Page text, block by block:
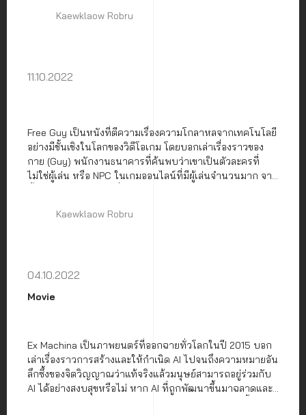
Kaewklaow Robru
11.10.2022
Free Guy เป็นหนังที่ตีความเรื่องความโกลาหลจากเทคโนโลยี
อย่างมีชั้นเชิงในโลกของวิดีโอเกม โดยบอกเล่าเรื่องราวของ
กาย (Guy) พนักงานธนาคารที่ค้นพบว่าเขาเป็นตัวละครที่
ไม่ใช่ผู้เล่น หรือ NPC ในเกมออนไลน์ที่มีผู้เล่นจำนวนมาก จาก
ขโมยซอร์สโค้ดของเกมของมิลลิไป
Kaewklaow Robru
04.10.2022
Movie
Ex Machina เป็นภาพยนตร์ที่ออกฉายทั่วโลกในปี 2015 บอก
เล่าเรื่องราวการสร้างและให้กำเนิด AI ไปจนถึงความหมายอัน
ลึกซึ้งของจิตวิญญาณว่าแท้จริงแล้วมนุษย์สามารถอยู่ร่วมกับ
AI ได้อย่างสงบสุขหรือไม่ หาก AI ที่ถูกพัฒนาขึ้นมาฉลาดและ